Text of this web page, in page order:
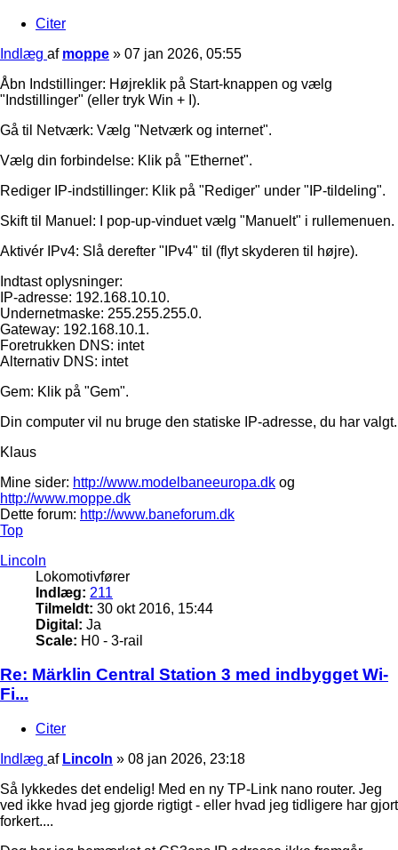
Citer
Indlæg af moppe » 07 jan 2026, 05:55
Åbn Indstillinger: Højreklik på Start-knappen og vælg
"Indstillinger" (eller tryk Win + I).
Gå til Netværk: Vælg "Netværk og internet".
Vælg din forbindelse: Klik på "Ethernet".
Rediger IP-indstillinger: Klik på "Rediger" under "IP-tildeling".
Skift til Manuel: I pop-up-vinduet vælg "Manuelt" i rullemenuen.
Aktivér IPv4: Slå derefter "IPv4" til (flyt skyderen til højre).
Indtast oplysninger:
IP-adresse: 192.168.10.10.
Undernetmaske: 255.255.255.0.
Gateway: 192.168.10.1.
Foretrukken DNS: intet
Alternativ DNS: intet
Gem: Klik på "Gem".
Din computer vil nu bruge den statiske IP-adresse, du har valgt.
Klaus
Mine sider: http://www.modelbaneeuropa.dk og
http://www.moppe.dk
Dette forum: http://www.baneforum.dk
Top
Lincoln
Lokomotivfører
Indlæg: 211
Tilmeldt: 30 okt 2016, 15:44
Digital: Ja
Scale: H0 - 3-rail
Re: Märklin Central Station 3 med indbygget Wi-
Fi...
Citer
Indlæg af Lincoln » 08 jan 2026, 23:18
Så lykkedes det endelig! Med en ny TP-Link nano router. Jeg
ved ikke hvad jeg gjorde rigtigt - eller hvad jeg tidligere har gjort
forkert....